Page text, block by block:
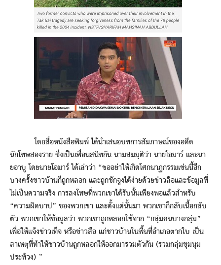
โดยสื่อหนังสือพิมพ์ ได้นำเสนอบทการสัมภาษณ์ของอดีด
นักโทษสองราย ซึ่งเป็นเพื่อนสนิทกัน นามสมมุติว่า นายโอมาร์ และนา
ยอาบู โดยนายโอมาร์ ได้เล่าว่า “ขออย่าให้เกิดโศกนาฏกรรมเช่นนี้อีก
บางครั้งชาวบ้านก็ถูกหลอก และถูกชักจูงได้ง่ายด้วยข่าวลือและข้อมูลที่
ไม่เป็นความจริง การลงโทษที่พวกเขาได้รับนั้นเพียงพอแล้วสำหรับ
“ความผิดบาป” ของพวกเขา และตั้งแต่นั้นมา พวกเขาก็กลับเนื้อกลับ
ตัว พวกเขาให้ข้อมูลว่า พวกเขาถูกหลอกใช้จาก “กลุ่มคนบางกลุ่ม”
เพื่อให้แจ้งข่าวเท็จ หรือข่าวลือ แก่ชาวบ้านในพื้นที่อำเภอตากใบ เป็น
สาเหตุที่ทำให้ชาวบ้านถูกหลอกให้ออกมารวมตัวกัน (รวมกลุ่มชุมนุม
ประท้วง) ”